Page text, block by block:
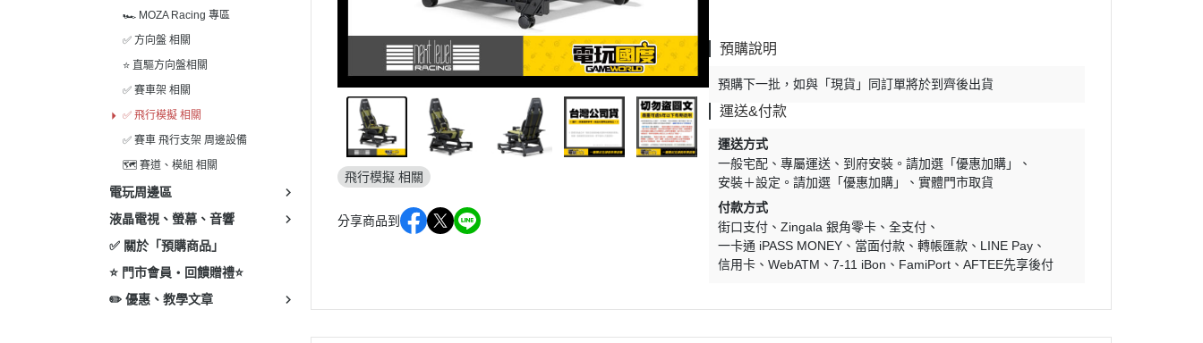
🏎 MOZA Racing 專區
✅ 方向盤 相關
⭐ 直驅方向盤相關
✅ 賽車架 相關
✅ 飛行模擬 相關
✅ 賽車 飛行支架 周邊設備
🗺️ 賽道、模組 相關
電玩周邊區
液晶電視、螢幕、音響
✅ 關於「預購商品」
⭐ 門市會員・回饋贈禮⭐
✏️ 優惠、教學文章
飛行模擬 相關
分享商品到
預購說明
預購下一批，如與「現貨」同訂單將於到齊後出貨
運送&付款
運送方式
一般宅配
專屬運送
到府安裝。請加選「優惠加購」
安裝＋設定。請加選「優惠加購」
實體門市取貨
付款方式
街口支付
Zingala 銀角零卡
全支付
一卡通 iPASS MONEY
當面付款 轉帳匯款
LINE Pay
信用卡
WebATM 7-11 iBon FamiPort AFTEE先享後付